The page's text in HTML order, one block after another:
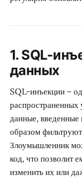
1. SQL-
данных
SQL-инъекции –
распространенных
данные,
образом
Злоумышленник
код, что позволит
изменить их или